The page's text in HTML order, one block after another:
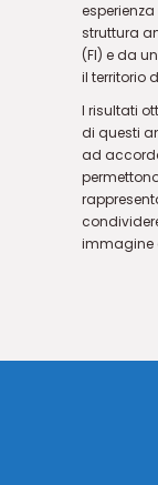
struttura
(FI) e da
il territorio
I risultati
di questi
ad
immagine